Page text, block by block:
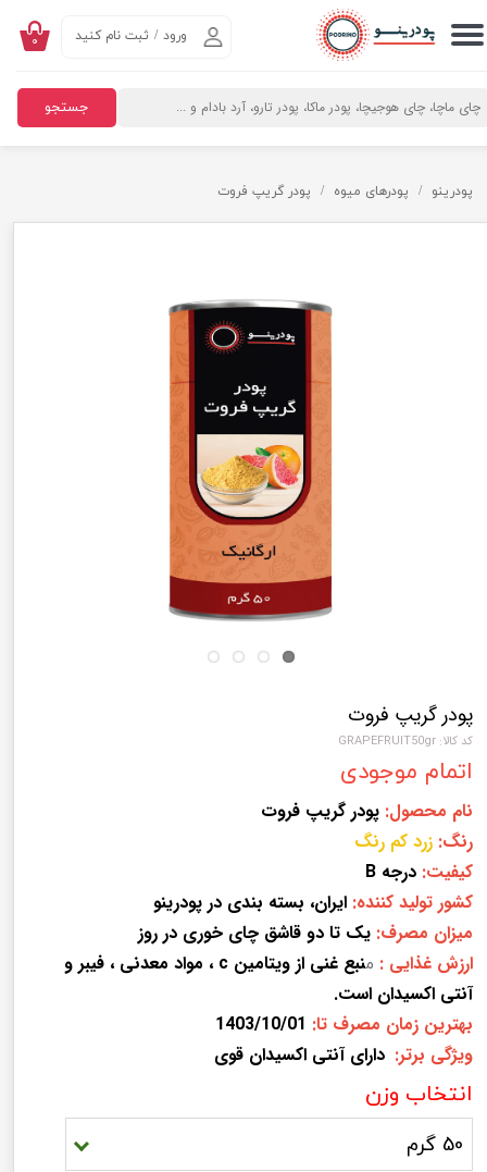
جستجو
ورود / ثبت نام کنید
حساب کاربری من
تغییر گذر واژه
خروج از حساب کاربری
۰
پودرینو پودرهای میوه پودر گریپ فروت
پودر گریپ فروت
کد کالا: GRAPEFRUIT50gr
اتمام موجودی
نام محصول: پودر گریپ فروت
رنگ: زرد کم رنگ
کیفیت: درجه B
کشور تولید کننده: ایران، بسته بندی در پودرینو
میزان مصرف: یک تا دو قاشق چای خوری در روز
ارزش غذایی : م
نبع غنی از ویتامین c ، مواد معدنی ، فیبر و
آنتی اکسیدان است.
بهترین زمان مصرف تا:
ویژگی برتر: دارای آنتی اکسیدان قوی
انتخاب وزن
50 گرم